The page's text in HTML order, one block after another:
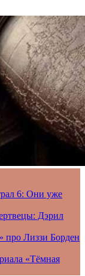
6: Они уже
Дэрил
про Лиззи Борден
«Тёмная